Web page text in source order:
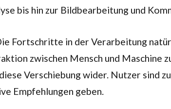
bis hin zur Bildbearbeitung und
Fortschritte in der Verarbeitung
zwischen Mensch und Maschine
Verschiebung wider. Nutzer sind
Empfehlungen geben.